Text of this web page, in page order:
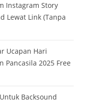
Instagram Story
Lewat Link (Tanpa
Ucapan Hari
Pancasila 2025 Free
Backsound